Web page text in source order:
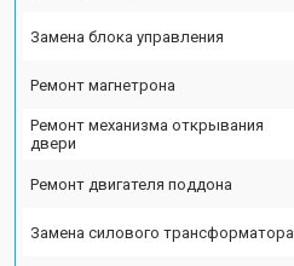
Замена блока управления
Ремонт магнетрона
Ремонт механизма открывания
двери
Ремонт двигателя поддона
Замена силового трансформатора